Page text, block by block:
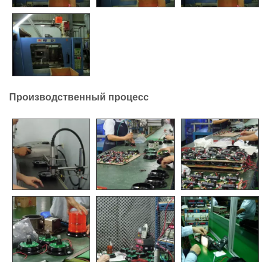
Производственный процесс